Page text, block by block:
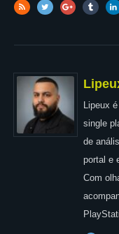
Lipeux
single
de
portal e
Com